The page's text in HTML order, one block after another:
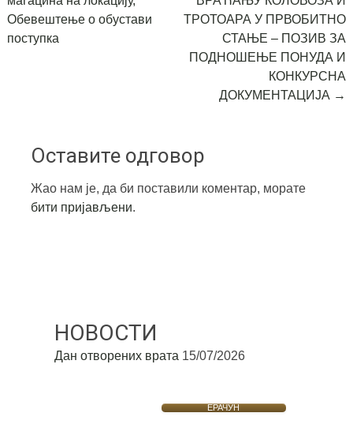
Обевештење о обустави
поступка
ТРОТОАРА У ПРВОБИТНО
СТАЊE – ПОЗИВ ЗА
ПОДНОШЕЊЕ ПОНУДА И
КОНКУРСНА
ДОКУМЕНТАЦИЈА →
Оставите одговор
Жао нам је, да би поставили коментар, морате
бити пријављени.
НОВОСТИ
Дан отворених врата 15/07/2026
ЕРАЧУН